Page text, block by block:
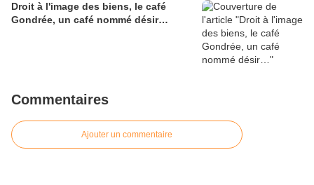
Droit à l'image des biens, le café
Gondrée, un café nommé désir…
Commentaires
Ajouter un commentaire